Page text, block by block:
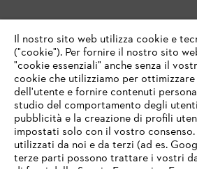
IHR BROWSER WIRD
Il nostro sito web utilizza cookie e
("cookie"). Per fornire il nostro sito
"cookie essenziali" anche senza il
cookie che utilizziamo per ottimizzare
dell'utente e fornire contenuti
studio del comportamento degli
pubblicità e la creazione di profili
impostati solo con il vostro
utilizzati da noi e da terzi (ad es.
terze parti possono trattare i vostri